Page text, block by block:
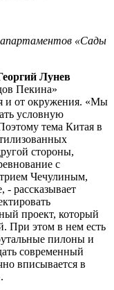
апартаментов «Сады
Лунев
Пекина»
и от окружения. «Мы
условную
тема Китая в
стороны,
с
Чечулиным,
- рассказывает
проект, который
При этом в нем есть
пилоны и
современный
вписывается в